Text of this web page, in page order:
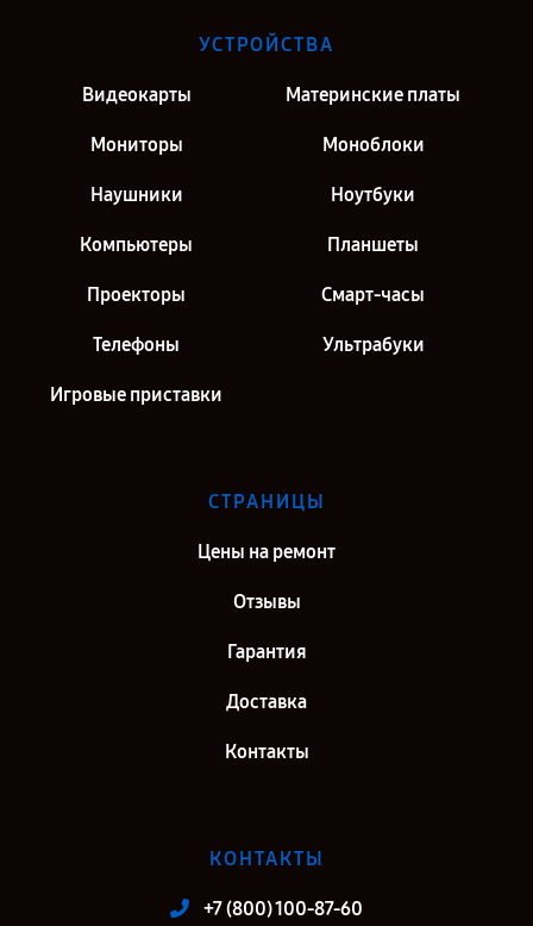
Петербург
УСТРОЙСТВА
Видеокарты Материнские платы
Мониторы Моноблоки
Наушники Ноутбуки
Компьютеры Планшеты
Проекторы Смарт-часы
Телефоны Ультрабуки
Игровые приставки
СТРАНИЦЫ
Цены на ремонт
Отзывы
Гарантия
Доставка
Контакты
КОНТАКТЫ
+7 (800) 100-87-60